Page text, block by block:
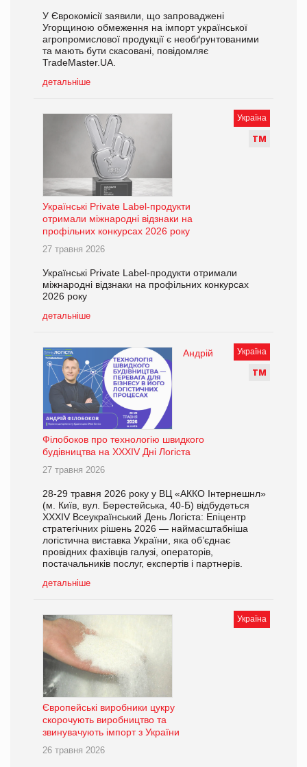
У Єврокомісії заявили, що запроваджені
Угорщиною обмеження на імпорт української
агропромислової продукції є необґрунтованими
та мають бути скасовані, повідомляє
TradeMaster.UA.
детальніше
Україна
ТМ
Українські Private Label-продукти
отримали міжнародні відзнаки на
профільних конкурсах 2026 року
27 травня 2026
Українські Private Label-продукти отримали
міжнародні відзнаки на профільних конкурсах
2026 року
детальніше
Україна
ТМ
Андрій
Філобоков про технологію швидкого
будівництва на XXXІV Дні Логіста
27 травня 2026
28-29 травня 2026 року у ВЦ «АККО Інтернешнл»
(м. Київ, вул. Берестейська, 40-Б) відбудеться
XXXІV Всеукраїнський День Логіста: Епіцентр
стратегічних рішень 2026 — наймасштабніша
логістична виставка України, яка об’єднає
провідних фахівців галузі, операторів,
постачальників послуг, експертів і партнерів.
детальніше
Україна
Європейські виробники цукру
скорочують виробництво та
звинувачують імпорт з України
26 травня 2026